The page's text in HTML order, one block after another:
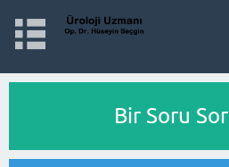
Bir Soru Sor